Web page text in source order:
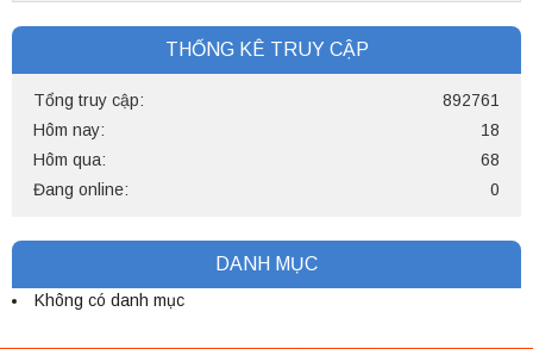
THỐNG KÊ TRUY CẬP
892761
Tổng truy cập:
18
Hôm nay:
68
Hôm qua:
0
Đang online:
DANH MỤC
Không có danh mục